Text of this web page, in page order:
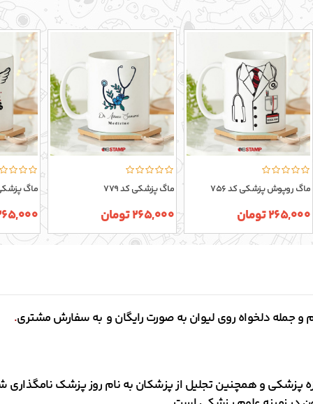
ماگ روپوش پزشکی کد 756
265,000 تومان
ماگ پزشکی کد 779
265,000 تومان
ماگ پزشکی
265,000
دلخواه روی لیوان به صورت رایگان و به سفارش مشتری.
پزشکی و همچنین تجلیل از پزشکان به نام روز پزشک